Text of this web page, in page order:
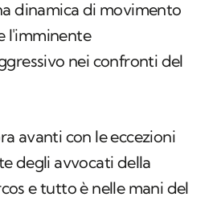
dinamica di movimento
l'imminente
nei confronti del
avanti con le eccezioni
degli avvocati della
e tutto è nelle mani del